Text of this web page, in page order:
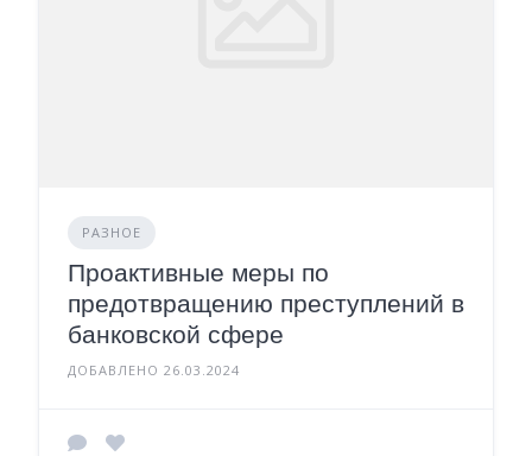
РАЗНОЕ
Проактивные меры по
предотвращению преступлений в
банковской сфере
ДОБАВЛЕНО 26.03.2024